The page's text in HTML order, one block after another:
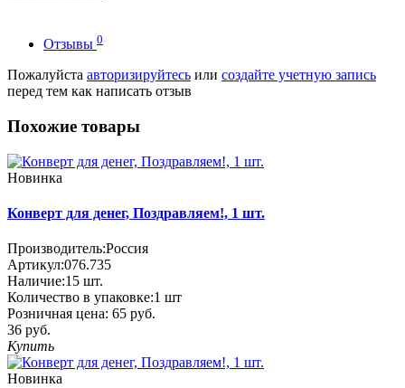
Отзывы 0
Пожалуйста авторизируйтесь или создайте учетную запись
перед тем как написать отзыв
Похожие товары
Новинка
Конверт для денег, Поздравляем!, 1 шт.
Производитель:Россия
Артикул:076.735
Наличие:15 шт.
Количество в упаковке:1 шт
Розничная цена: 65 руб.
36 руб.
Купить
Новинка